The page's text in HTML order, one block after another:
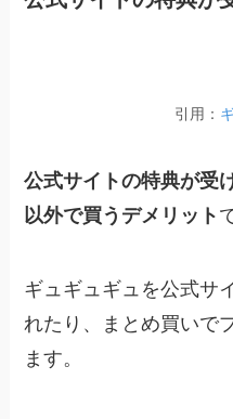
引用：
公式サイトの特典が受
以外で買うデメリット
ギュギュギュを公式サ
れたり、まとめ買いで
ます。